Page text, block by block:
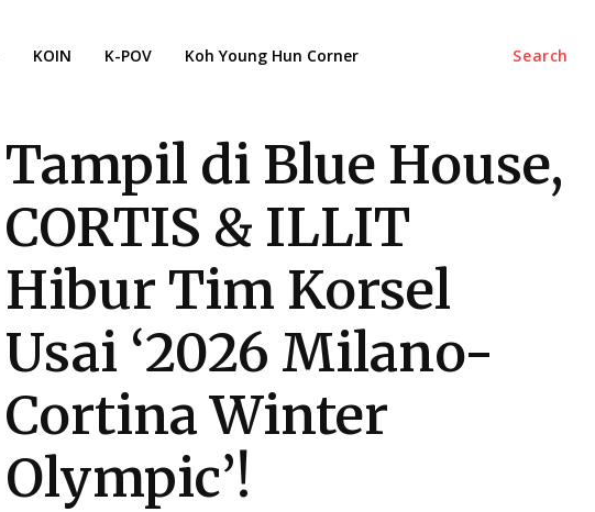
Search
KOIN K-POV Koh Young Hun Corner
Tampil di Blue House,
CORTIS & ILLIT
Hibur Tim Korsel
Usai ‘2026 Milano-
Cortina Winter
Olympic’!